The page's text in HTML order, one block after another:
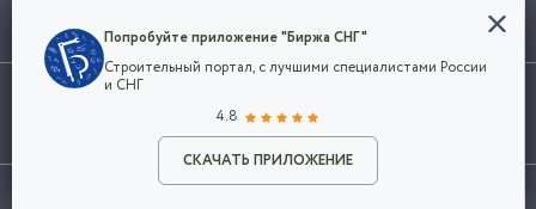
Разместить объявление
Использование сайта, в том числе подача объявлений, означает
марки представленные на сайте являются собственностью их
©2026Биржа СНГ
Конфиденциальность
Мы используем файлы cookie, чтобы сделать
наш сайт удобным для каждого
Политикой конфиденциальности компании
и принимаете условия использования cookie.
Попробуйте приложение "Биржа СНГ"
Строительный портал, с лучшими специалистами России
и СНГ
4.8
СКАЧАТЬ ПРИЛОЖЕНИЕ